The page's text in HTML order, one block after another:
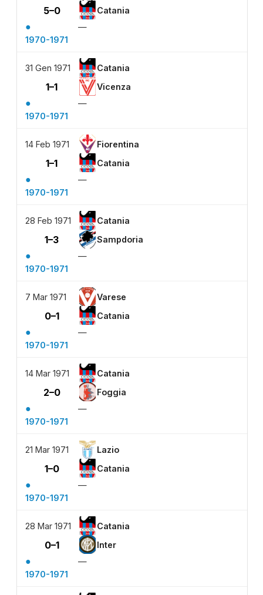
5–0 Catania
●
—
1970-1971
31 Gen 1971 Catania
1–1 Vicenza
●
—
1970-1971
14 Feb 1971 Fiorentina
1–1 Catania
●
—
1970-1971
28 Feb 1971 Catania
1–3 Sampdoria
●
—
1970-1971
7 Mar 1971 Varese
0–1 Catania
●
—
1970-1971
14 Mar 1971 Catania
2–0 Foggia
●
—
1970-1971
21 Mar 1971 Lazio
1–0 Catania
●
—
1970-1971
28 Mar 1971 Catania
0–1 Inter
●
—
1970-1971